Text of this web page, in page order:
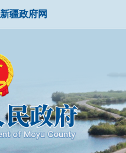
新疆政府网